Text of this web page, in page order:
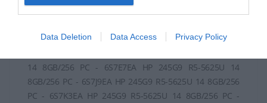
Data Deletion Data Access Privacy Policy